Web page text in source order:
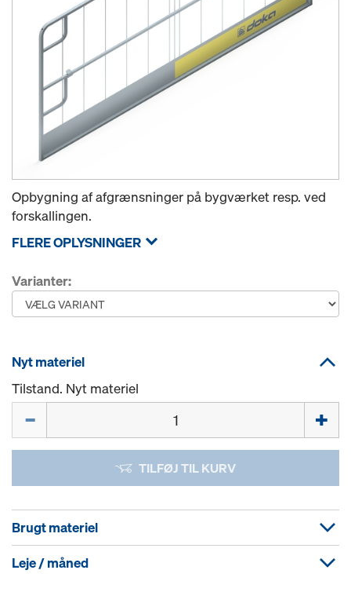
Opbygning af afgrænsninger på bygværket resp. ved
forskallingen.
FLERE OPLYSNINGER
Varianter:
Nyt materiel
Tilstand. Nyt materiel
TILFØJ TIL KURV
Brugt materiel
Leje / måned